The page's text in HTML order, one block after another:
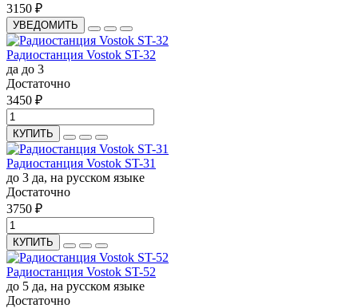
3150 ₽
УВЕДОМИТЬ
Радиостанция Vostok ST-32
да до 3
Достаточно
3450 ₽
КУПИТЬ
Радиостанция Vostok ST-31
до 3 да, на русском языке
Достаточно
3750 ₽
КУПИТЬ
Радиостанция Vostok ST-52
до 5 да, на русском языке
Достаточно